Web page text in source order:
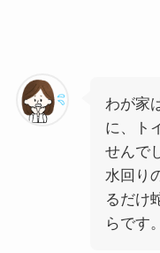
わが家
に、ト
せんで
水回り
るだけ
らです。